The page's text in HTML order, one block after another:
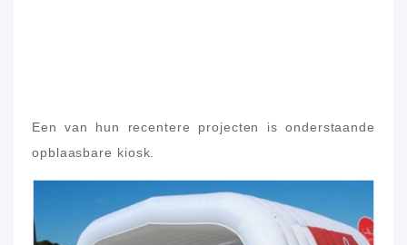
Een van hun recentere projecten is onderstaande
opblaasbare kiosk.